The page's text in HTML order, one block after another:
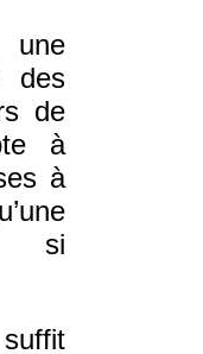
une
des
de
à
à
si